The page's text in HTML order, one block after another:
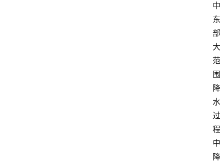
中
东
部
大
范
围
降
水
过
程
中
降